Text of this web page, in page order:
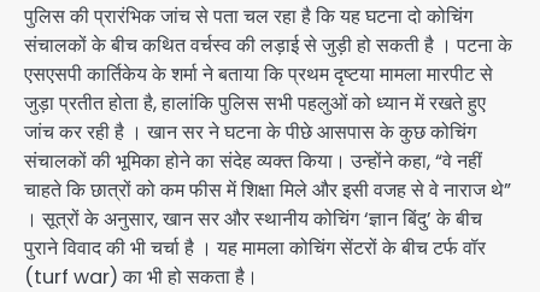
पुलिस की प्रारंभिक जांच से पता चल रहा है कि यह घटना दो कोचिंग
संचालकों के बीच कथित वर्चस्व की लड़ाई से जुड़ी हो सकती है । पटना के
एसएसपी कार्तिकेय के शर्मा ने बताया कि प्रथम दृष्टया मामला मारपीट से
जुड़ा प्रतीत होता है, हालांकि पुलिस सभी पहलुओं को ध्यान में रखते हुए
जांच कर रही है । खान सर ने घटना के पीछे आसपास के कुछ कोचिंग
संचालकों की भूमिका होने का संदेह व्यक्त किया। उन्होंने कहा, “वे नहीं
चाहते कि छात्रों को कम फीस में शिक्षा मिले और इसी वजह से वे नाराज थे”
। सूत्रों के अनुसार, खान सर और स्थानीय कोचिंग ‘ज्ञान बिंदु’ के बीच
पुराने विवाद की भी चर्चा है । यह मामला कोचिंग सेंटरों के बीच टर्फ वॉर
(turf war) का भी हो सकता है।